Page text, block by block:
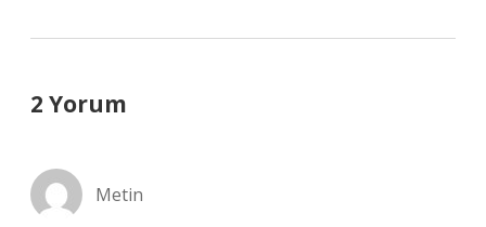
2 Yorum
Metin